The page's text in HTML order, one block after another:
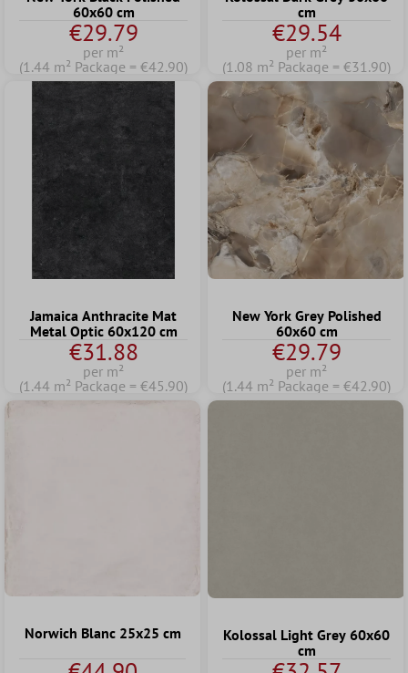
60x60 cm
€29.79
per m²
(1.44 m² Package = €42.90)
cm
€29.54
per m²
(1.08 m² Package = €31.90)
Jamaica Anthracite Mat
Metal Optic 60x120 cm
€31.88
per m²
(1.44 m² Package = €45.90)
New York Grey Polished
60x60 cm
€29.79
per m²
(1.44 m² Package = €42.90)
Norwich Blanc 25x25 cm
Kolossal Light Grey 60x60
cm